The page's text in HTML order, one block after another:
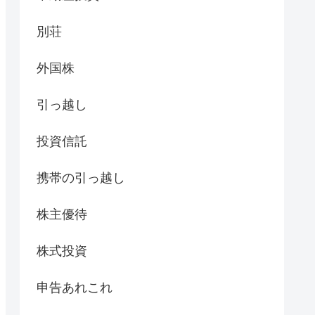
別荘
外国株
引っ越し
投資信託
携帯の引っ越し
株主優待
株式投資
申告あれこれ